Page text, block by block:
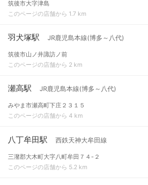
筑後市大字津島
このページの店舗から 1.7 km
羽犬塚駅 JR鹿児島本線(博多～八代)
筑後市山ノ井諏訪ノ前
このページの店舗から 2 km
瀬高駅 JR鹿児島本線(博多～八代)
みやま市瀬高町下庄２３１５
このページの店舗から 4 km
八丁牟田駅 西鉄天神大牟田線
三潴郡大木町大字八町牟田７４-２
このページの店舗から 5.2 km